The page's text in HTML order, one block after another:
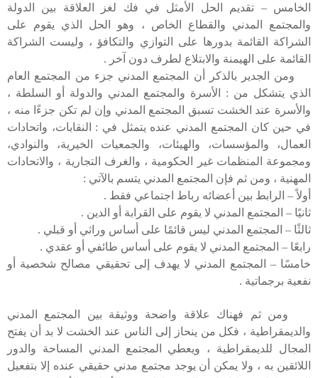
الخامس – تقديم الحل الأمثل في فك لغز العلاقة بين الدولة
والمجتمع المدني والقطاع الخاص ، وهو الحل الذي يقوم على
الشراكة القائمة بدورها على التوازي والتكافؤ ، وليست الشراكة
القائمة على الهيمنة والابتلاع لطرف دون آخر .
ومن الجدير بالذكر أن المجتمع المدني جزء من المجتمع العام
الذي يتشكل من : الأسرة والمجتمع المدني والدولة أو السلطة ،
والأسرة عند الخشت تسبق المجتمع المدني وإن لم تكن جزءًا منه ،
في حين كان المجتمع المدني عنده يتمثل في : النقابات، واتحادات
العمال، والمؤسسات، والهيئات، والجمعيات الخيرية، والنوادي،
ومجموعة المنظمات غير الحكومية ، والغرف التجارية ، والاتحادات
المهنية ، ومن ثم فإن المجتمع المدني يتسم بالآتي :
أولاً – الرابط بين أعضائه رباط اجتماعي فقط .
ثانيًا – المجتمع المدني لا يقوم على القرابة أو الدين .
ثالثًا – المجتمع المدني ليس قائمًا على أساس وراثي أو قبلي .
رابعًا – المجتمع المدني لا يقوم على أساس طائفي أو عقدي .
خامسًا – المجتمع المدني لا يهدف إلى تحقيقي مصالح شخصية أو
نفعية برجماتية .
ومن ثم فهناك علاقة واضحة ووثيقة بين المجتمع المدني
والديمقراطية ، فكل من ينحاز إلى الناس عند الخشت لا بد أن يفتح
المجال للديمقراطية ، ويعطي المجتمع المدني المساحة والدور
اللائقين به ، ولا يمكن أن يوجد مجتمع مدني حقيقي عنده إلا بتفعيل